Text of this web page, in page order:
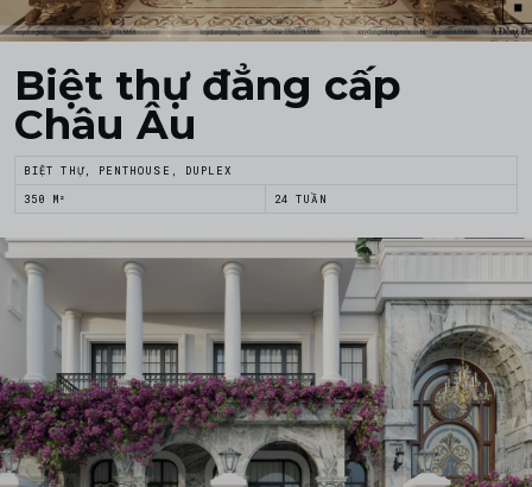
Biệt thự đẳng cấp
Châu Âu
BIỆT THỰ, PENTHOUSE, DUPLEX
350 M² 24 TUẦN